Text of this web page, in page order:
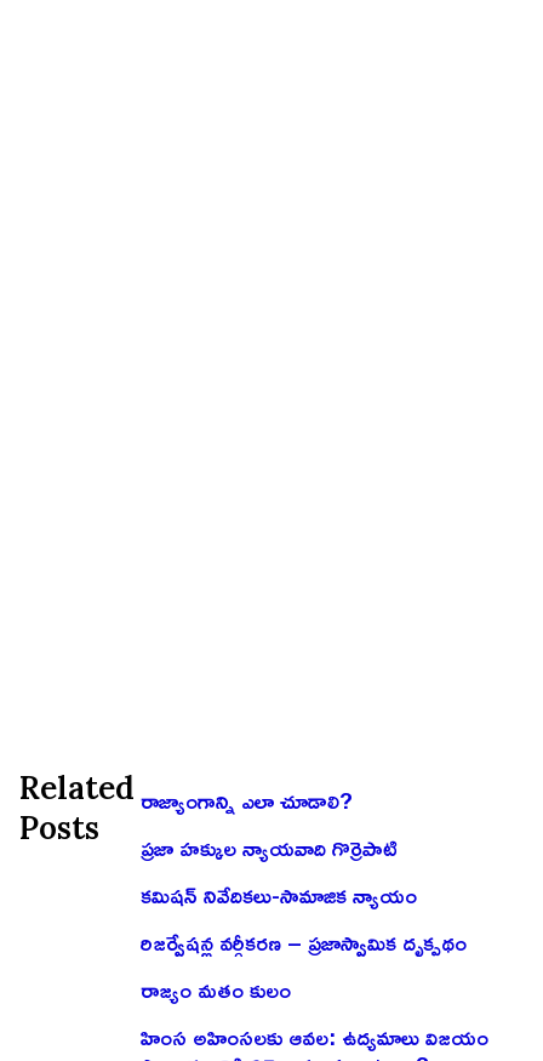
Related
Posts
రాజ్యాంగాన్ని ఎలా చూడాలి?
ప్రజా హక్కుల న్యాయవాది గొర్రెపాటి
కమిషన్ నివేదికలు-సామాజిక న్యాయం
రిజర్వేషన్ల వర్గీకరణ – ప్రజాస్వామిక దృక్పథం
రాజ్యం మతం కులం
హింస అహింసలకు ఆవల: ఉద్యమాలు విజయం